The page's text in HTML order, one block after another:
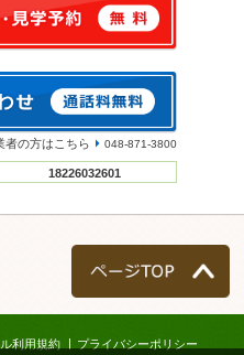
者の方はこちら 048-871-3800
18226032601
ル利用規約 プライバシーポリシー